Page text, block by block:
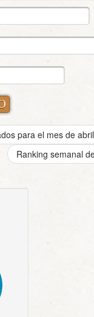
para el mes de
Ranking semanal